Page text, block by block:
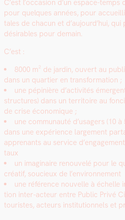
C’est l’occasion d’un espace-
pour quelques années, pour
tales de cha­cun et d’aujourd’hui,
désir­ables pour demain.
C’est :
8000 m² de jardin, ouvert au
dans un quarti­er en trans­for­ma­tion ;
une pépinière d’activités
struc­tures) dans un ter­ri­toire au
de crise économique ;
une com­mu­nauté d’usagers (10
dans une expéri­ence large­ment
apprenants au ser­vice
taux
un imag­i­naire renou­velé pour le
créatif, soucieux de l’environnement
une référence nou­velle à
tion inter-acteur entre Pub­lic Privé
touristes, acteurs insti­tu­tion­nels et